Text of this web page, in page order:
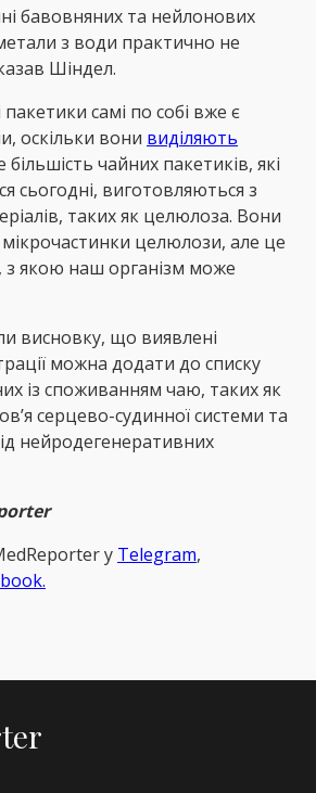
бавовняних та нейлонових
з води практично не
Шіндел.
самі по собі вже є
оскільки вони виділяють
більшість чайних пакетиків, які
сьогодні, виготовляються з
таких як целюлоза. Вони
целюлози, але це
з якою наш організм може
висновку, що виявлені
можна додати до списку
із споживанням чаю, таких як
серцево-судинної системи та
нейродегенеративних
у Telegram,